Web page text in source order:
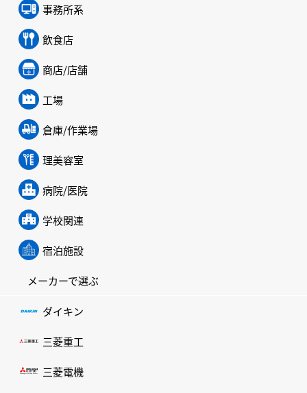
事務所系
飲食店
商店/店舗
工場
倉庫/作業場
理美容室
病院/医院
学校関連
宿泊施設
メーカーで選ぶ
ダイキン
三菱重工
三菱電機